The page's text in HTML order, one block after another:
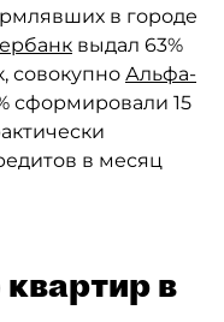
в городе
выдал 63%
совокупно Альфа-
сформировали 15
в месяц
в